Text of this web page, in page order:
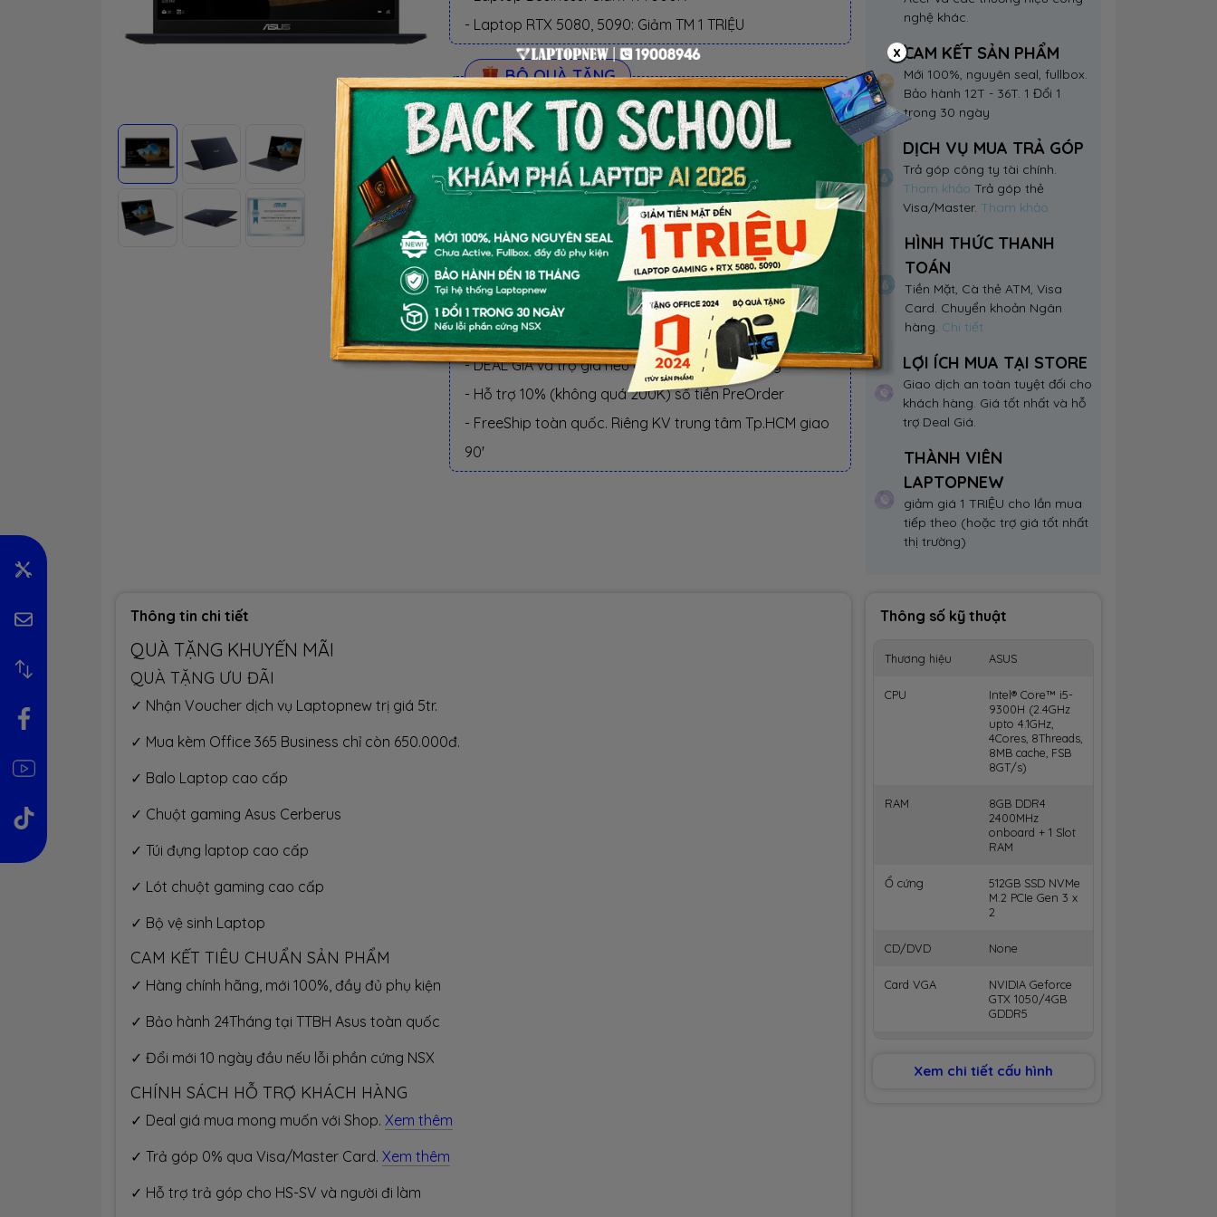
- Laptop RTX 5080, 5090: Giảm TM 1 TRIỆU
BỘ QUÀ TẶNG
✓ Hàng chính hãng, Mới 100%, Thùng hộp NSX
✓ Bảo hành 24 Tháng tại ASUS và LAPTOPNEW
✓ 1 đổi 1 trong 30 ngày nếu lỗi phần cứng NSX
✓ Miễn phí 3 năm: cài đặt phần mềm và vệ sinh
LỢI ÍCH KHI MUA TẠI LAPTOPNEW
- 1 Đổi 1 trong 30 ngày nếu lỗi phần cứng NSX
- Miễn phí 3 Năm: cài đặt HĐH, Software, vệ sinh
- DEAL GIÁ và trợ giá nếu giá cao hơn thị trường
- Hỗ trợ 10% (không quá 200K) số tiền PreOrder
- FreeShip toàn quốc. Riêng KV trung tâm Tp.HCM giao
90'
nghệ khác.
CAM KẾT SẢN PHẨM
Mới 100%, nguyên seal, fullbox.
Bảo hành 12T - 36T. 1 Đổi 1
trong 30 ngày
DỊCH VỤ MUA TRẢ GÓP
Trả góp công ty tài chính.
Tham khảoTrả góp thẻ
Visa/Master. Tham khảo
HÌNH THỨC THANH
TOÁN
Tiền Mặt, Cà thẻ ATM, Visa
Card. Chuyển khoản Ngân
hàng. Chi tiết
LỢI ÍCH MUA TẠI STORE
Giao dịch an toàn tuyệt đối cho
khách hàng. Giá tốt nhất và hỗ
trợ Deal Giá.
THÀNH VIÊN
LAPTOPNEW
giảm giá 1 TRIỆU cho lần mua
tiếp theo (hoặc trợ giá tốt nhất
thị trường)
Thông số kỹ thuật
Thương hiệu ASUS
CPU
Intel® Core™ i5-
9300H (2.4GHz
upto 4.1GHz,
4Cores, 8Threads,
8MB cache, FSB
8GT/s)
RAM
8GB DDR4
2400MHz
onboard + 1 Slot
RAM
Ổ cứng
512GB SSD NVMe
M.2 PCIe Gen 3 x
2
CD/DVD None
Card VGA
NVIDIA Geforce
GTX 1050/4GB
GDDR5
Glare, NTSC 45%,
250nits LED
Xem chi tiết cấu hình
Thông tin chi tiết
QUÀ TẶNG KHUYẾN MÃI
QUÀ TẶNG ƯU ĐÃI
✓ Nhận Voucher dịch vụ Laptopnew trị giá 5tr.
✓ Mua kèm Office 365 Business chỉ còn 650.000đ.
✓ Balo Laptop cao cấp
✓ Chuột gaming Asus Cerberus
✓ Túi đựng laptop cao cấp
✓ Lót chuột gaming cao cấp
✓ Bộ vệ sinh Laptop
CAM KẾT TIÊU CHUẨN SẢN PHẨM
✓ Hàng chính hãng, mới 100%, đầy đủ phụ kiện
✓ Bảo hành 24Tháng tại TTBH Asus toàn quốc
✓ Đổi mới 10 ngày đầu nếu lỗi phần cứng NSX
CHÍNH SÁCH HỖ TRỢ KHÁCH HÀNG
✓ Deal giá mua mong muốn với Shop. Xem thêm
✓ Trả góp 0% qua Visa/Master Card. Xem thêm
✓ Hỗ trợ trả góp cho HS-SV và người đi làm
x